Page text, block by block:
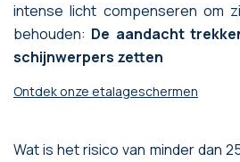
intense licht compenseren om
behouden: De aandacht
schijnwerpers zetten
Ontdek onze etalageschermen
Wat is het risico van minder dan